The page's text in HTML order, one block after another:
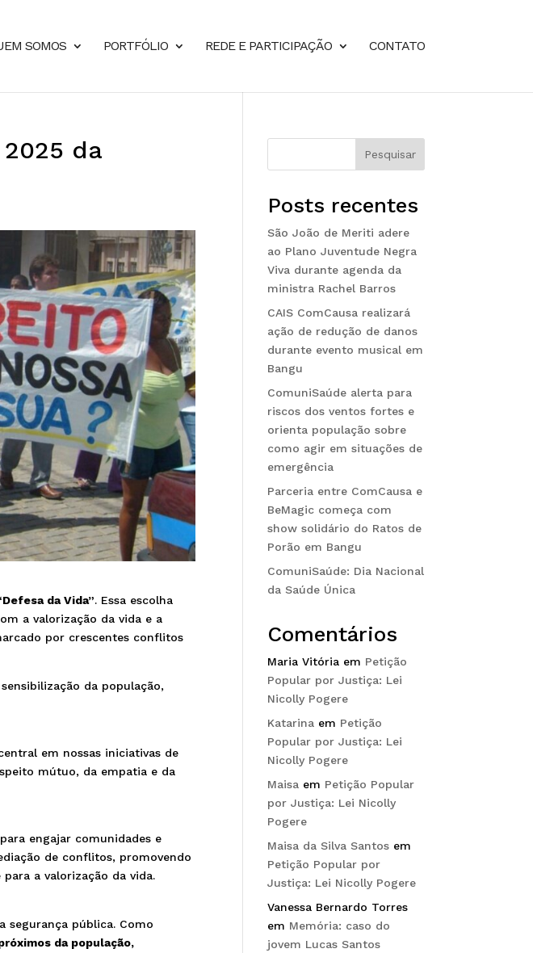
SOMOS PORTFÓLIO REDE E PARTICIPAÇÃO CONTATO
da
da Vida”. Essa escolha
a valorização da vida e a
por crescentes conflitos
da população,
em nossas iniciativas de
mútuo, da empatia e da
engajar comunidades e
de conflitos, promovendo
a valorização da vida.
segurança pública. Como
da população,
Pesquisar
Posts recentes
São João de Meriti adere
ao Plano Juventude Negra
Viva durante agenda da
ministra Rachel Barros
CAIS ComCausa realizará
ação de redução de danos
durante evento musical em
Bangu
ComuniSaúde alerta para
riscos dos ventos fortes e
orienta população sobre
como agir em situações de
emergência
Parceria entre ComCausa e
BeMagic começa com
show solidário do Ratos de
Porão em Bangu
ComuniSaúde: Dia Nacional
da Saúde Única
Comentários
Maria Vitória em Petição
Popular por Justiça: Lei
Nicolly Pogere
Katarina em Petição
Popular por Justiça: Lei
Nicolly Pogere
Maisa em Petição Popular
por Justiça: Lei Nicolly
Pogere
Maisa da Silva Santos em
Petição Popular por
Justiça: Lei Nicolly Pogere
Vanessa Bernardo Torres
em Memória: caso do
jovem Lucas Santos